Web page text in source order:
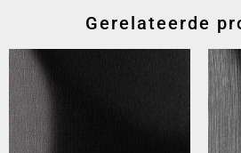
Gerelateerde